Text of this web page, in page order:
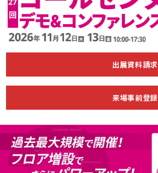
出展資料請求
来場事前登録